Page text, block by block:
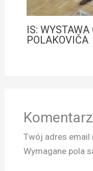
IS:
POLAKOVIČA
Twój adres email
Wymagane pola